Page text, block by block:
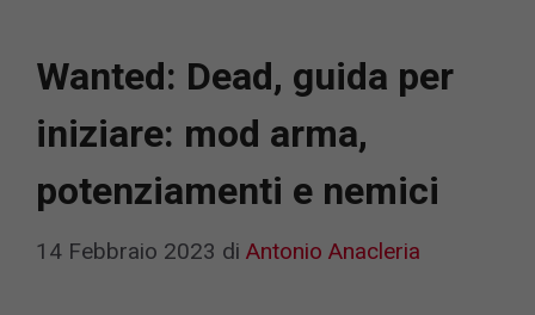
Wanted: Dead, guida per
iniziare: mod arma,
potenziamenti e nemici
14 Febbraio 2023 di Antonio Anacleria